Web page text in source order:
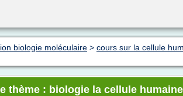
biologie moléculaire > cours sur la cellule
thème : biologie la cellule humaine